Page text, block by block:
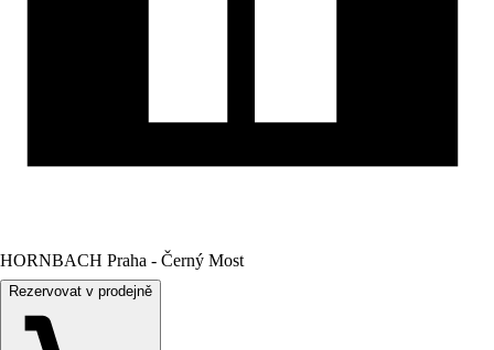
HORNBACH Praha - Černý Most
Rezervovat v prodejně